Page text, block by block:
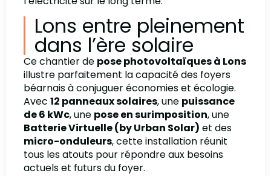
Lons entre pleinement
dans l’ère solaire
Ce chantier de pose photovoltaïques à Lons
illustre parfaitement la capacité des foyers
béarnais à conjuguer économies et écologie.
Avec 12 panneaux solaires, une puissance
de 6 kWc, une pose en surimposition, une
Batterie Virtuelle (by Urban Solar) et des
micro-onduleurs, cette installation réunit
tous les atouts pour répondre aux besoins
actuels et futurs du foyer.